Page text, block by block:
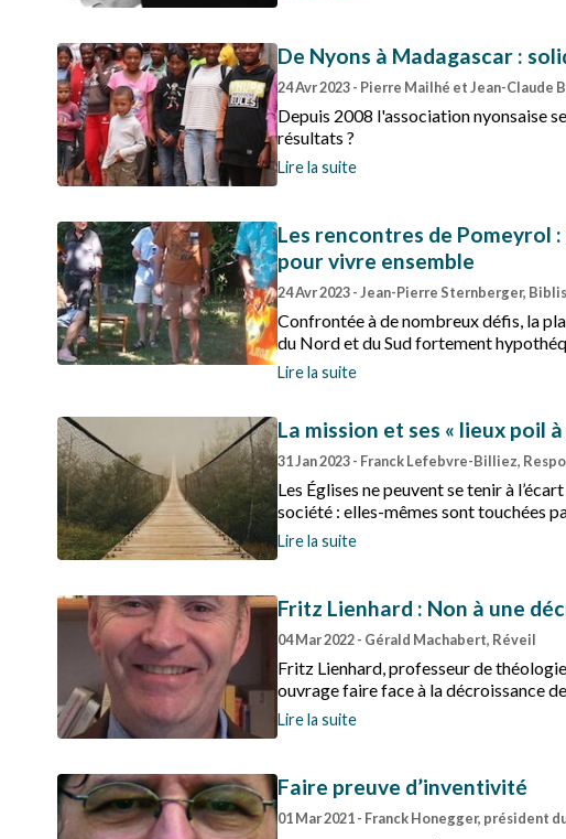
De Nyons à Madagascar :
24 Avr 2023- Pierre Mailhé et Jean-Claude
Depuis 2008 l'association nyonsaise
résultats ?
Lire la suite
Les rencontres de Pomeyrol
pour vivre ensemble
24 Avr 2023- Jean-Pierre Sternberger,
Confrontée à de nombreux défis, la
du Nord et du Sud fortement
colonisation.
Lire la suite
La mission et ses « lieux poil
31 Jan 2023- Franck Lefebvre-Billiez,
Les Églises ne peuvent se tenir à
société : elles-mêmes sont touchées
sociologie des paroisses. D’où
Lire la suite
Fritz Lienhard : Non à une
04 Mar 2022- Gérald Machabert, Réveil
Fritz Lienhard, professeur de
ouvrage faire face à la décroissance
qu’elles repensent leur mission.
Lire la suite
Faire preuve d’inventivité
01 Mar 2021- Franck Honegger, président